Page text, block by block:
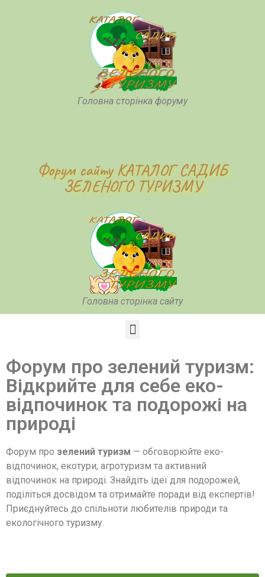
Головна сторінка форуму
Форум сайту КАТАЛОГ САДИБ
ЗЕЛЕНОГО ТУРИЗМУ
Головна сторінка сайту
Форум про зелений туризм:
Відкрийте для себе еко-
відпочинок та подорожі на
природі
Форум про зелений туризм — обговорюйте еко-
відпочинок, екотури, агротуризм та активний
відпочинок на природі. Знайдіть ідеї для подорожей,
поділіться досвідом та отримайте поради від експертів!
Приєднуйтесь до спільноти любителів природи та
екологічного туризму.